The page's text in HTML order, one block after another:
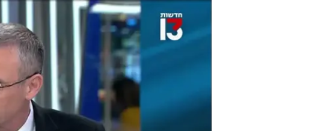
שטרם ניסחה לעצמה תרופה הולמת. לתוך
והנה, בלי משים, מפת הכוחות בתקשורת
מתחזק וזורמים אליו כל ימיני המפה -
ועד שרון גל. טוב, אולי לא פוקס ניוז, אבל